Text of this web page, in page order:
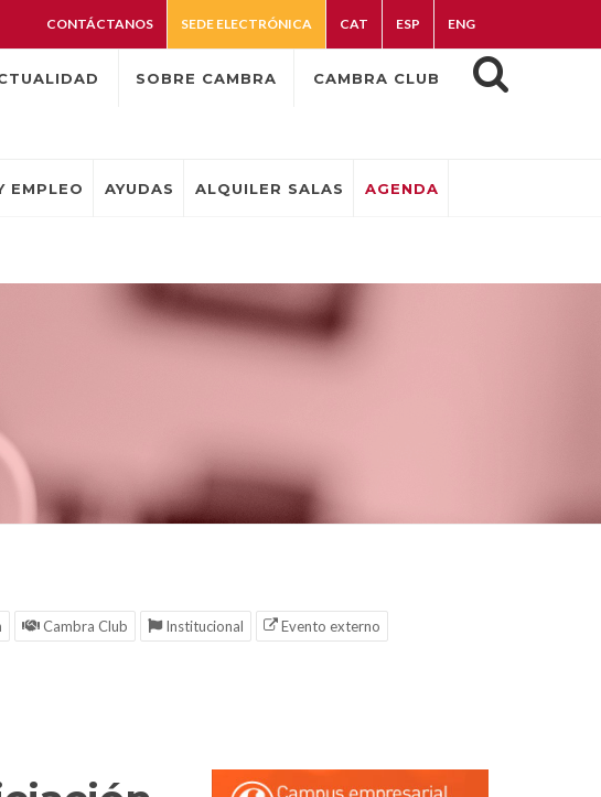
CONTÁCTANOS SEDE ELECTRÓNICA CAT ESP ENG
SOBRE CAMBRA CAMBRA CLUB
EMPLEO AYUDAS ALQUILER SALAS AGENDA
Cambra Club Institucional
Evento externo